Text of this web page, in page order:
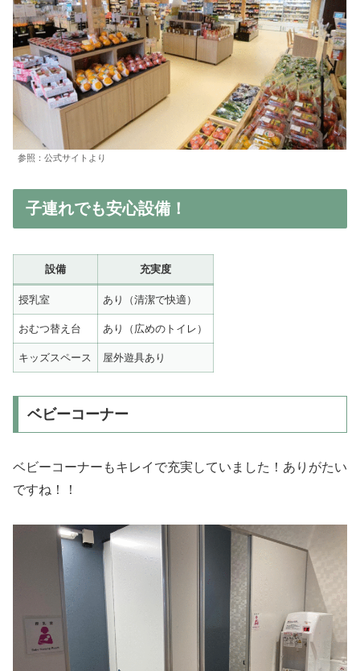
参照：公式サイトより
子連れでも安心設備！
設備 充実度
授乳室 あり（清潔で快適）
おむつ替え台 あり（広めのトイレ）
キッズスペース 屋外遊具あり
ベビーコーナー
ベビーコーナーもキレイで充実していました！ありがたい
ですね！！